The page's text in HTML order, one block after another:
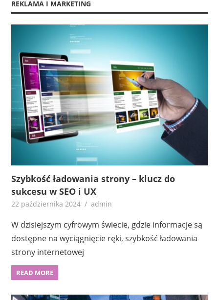
REKLAMA I MARKETING
Szybkość ładowania strony – klucz do
sukcesu w SEO i UX
22 października 2024 admin
W dzisiejszym cyfrowym świecie, gdzie informacje są
dostępne na wyciągnięcie ręki, szybkość ładowania
strony internetowej
READ MORE